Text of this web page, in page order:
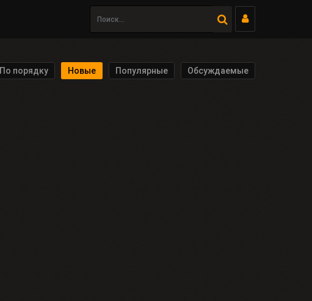
По порядку Новые Популярные Обсуждаемые